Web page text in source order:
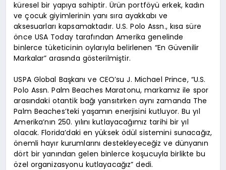
küresel bir yapıya sahiptir. Ürün portföyü erkek, kadın
ve çocuk giyimlerinin yanı sıra ayakkabı ve
aksesuarları kapsamaktadır. U.S. Polo Assn., kısa süre
önce USA Today tarafından Amerika genelinde
binlerce tüketicinin oylarıyla belirlenen “En Güvenilir
Markalar” arasında gösterilmiştir.
USPA Global Başkanı ve CEO’su J. Michael Prince, “U.S.
Polo Assn. Palm Beaches Maratonu, markamız ile spor
arasındaki otantik bağı yansıtırken aynı zamanda The
Palm Beaches’teki yaşamın enerjisini kutluyor. Bu yıl
Amerika’nın 250. yılını kutlayacağımız tarihi bir yıl
olacak. Florida’daki en yüksek ödül sistemini sunacağız,
önemli hayır kurumlarını destekleyeceğiz ve dünyanın
dört bir yanından gelen binlerce koşucuyla birlikte bu
özel organizasyonu kutlayacağız” dedi.